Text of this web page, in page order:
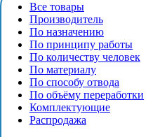
Все товары
Производитель
По назначению
По принципу работы
По количеству человек
По материалу
По способу отвода
По объёму переработки
Комплектующие
Распродажа